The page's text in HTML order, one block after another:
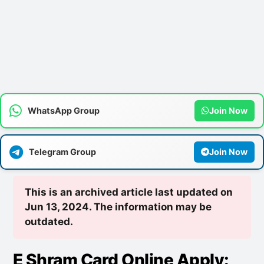
WhatsApp Group Join Now
Telegram Group Join Now
This is an archived article last updated on
Jun 13, 2024. The information may be
outdated.
E Shram Card Online Apply: